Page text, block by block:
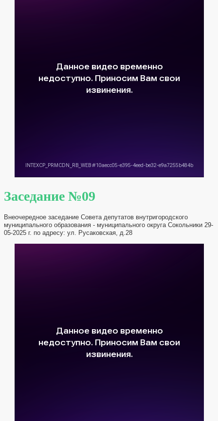
Заседание №09
Внеочередное заседание Совета депутатов внутригородского
муниципального образования - муниципального округа Сокольники 29-
05-2025 г. по адресу: ул. Русаковская, д.28